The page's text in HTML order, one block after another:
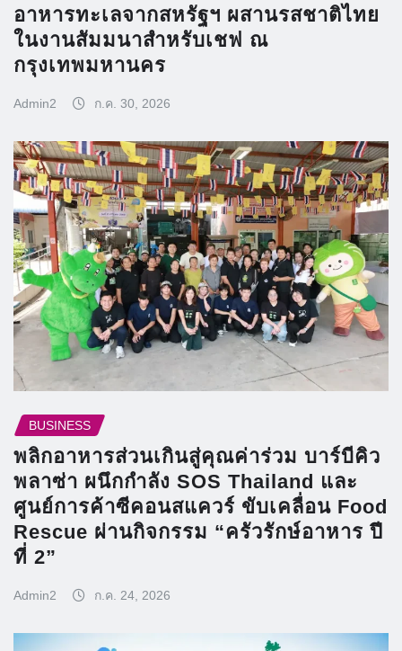
อาหารทะเลจากสหรัฐฯ ผสานรสชาติไทย
ในงานสัมมนาสำหรับเชฟ ณ
กรุงเทพมหานคร
Admin2 ก.ค. 30, 2026
BUSINESS
พลิกอาหารส่วนเกินสู่คุณค่าร่วม บาร์บีคิว
พลาซ่า ผนึกกำลัง SOS Thailand และ
ศูนย์การค้าซีคอนสแควร์ ขับเคลื่อน Food
Rescue ผ่านกิจกรรม “ครัวรักษ์อาหาร ปี
ที่ 2”
Admin2 ก.ค. 24, 2026